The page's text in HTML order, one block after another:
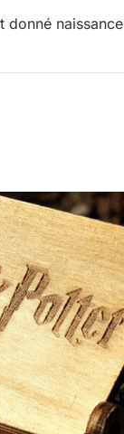
donné